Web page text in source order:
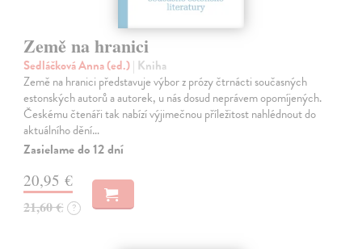
Země na hranici
Sedláčková Anna (ed.)| Kniha
Země na hranici představuje výbor z prózy čtrnácti současných
estonských autorů a autorek, u nás dosud neprávem opomíjených.
Českému čtenáři tak nabízí výjimečnou příležitost nahlédnout do
aktuálního dění…
Zasielame do 12 dní
20,95 €
21,60 € ?